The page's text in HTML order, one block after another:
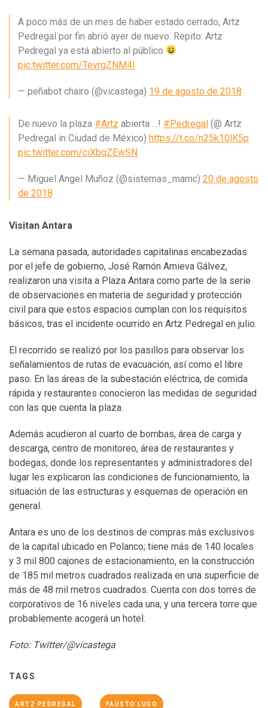
A poco más de un mes de haber estado cerrado, Artz
Pedregal por fin abrió ayer de nuevo. Repito: Artz
Pedregal ya está abierto al público
pic.twitter.com/TevrgZNM4I
— peñabot chairo (@vicastega) 19 de agosto de 2018
De nuevo la plaza #Artz abierta …! #Pedregal (@ Artz
Pedregal in Ciudad de México) https://t.co/n25k10lK5p
pic.twitter.com/ciXbqZEwSN
— Miguel Angel Muñoz (@sistemas_mamc) 20 de agosto
de 2018
Visitan Antara
La semana pasada, autoridades capitalinas encabezadas
por el jefe de gobierno, José Ramón Amieva Gálvez,
realizaron una visita a Plaza Antara como parte de la serie
de observaciones en materia de seguridad y protección
civil para que estos espacios cumplan con los requisitos
básicos, tras el incidente ocurrido en Artz Pedregal en julio.
El recorrido se realizó por los pasillos para observar los
señalamientos de rutas de evacuación, así como el libre
paso. En las áreas de la subestación eléctrica, de comida
rápida y restaurantes conocieron las medidas de seguridad
con las que cuenta la plaza.
Además acudieron al cuarto de bombas, área de carga y
descarga, centro de monitoreo, área de restaurantes y
bodegas, donde los representantes y administradores del
lugar les explicaron las condiciones de funcionamiento, la
situación de las estructuras y esquemas de operación en
general.
Antara es uno de los destinos de compras más exclusivos
de la capital ubicado en Polanco; tiene más de 140 locales
y 3 mil 800 cajones de estacionamiento, en la construcción
de 185 mil metros cuadrados realizada en una superficie de
más de 48 mil metros cuadrados. Cuenta con dos torres de
corporativos de 16 niveles cada una, y una tercera torre que
probablemente acogerá un hotel.
Foto: Twitter/@vicastega
TAGS
ARTZ PEDREGAL FAUSTO LUGO